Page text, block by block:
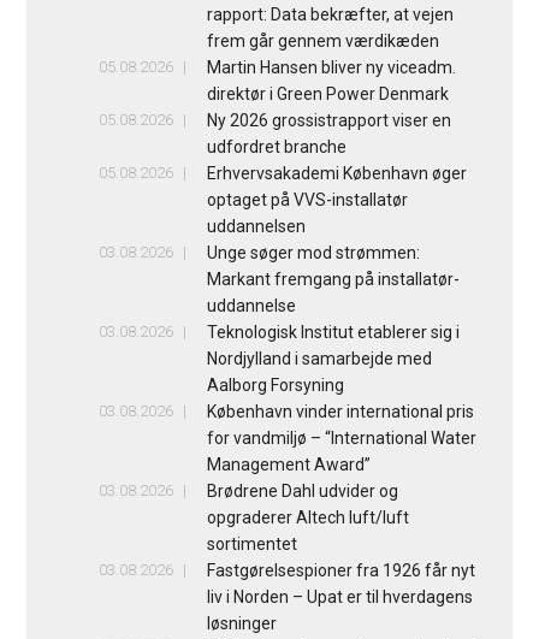
rapport: Data bekræfter, at vejen
frem går gennem værdikæden
05.08.2026
Martin Hansen bliver ny viceadm.
direktør i Green Power Denmark
05.08.2026
Ny 2026 grossistrapport viser en
udfordret branche
05.08.2026
Erhvervsakademi København øger
optaget på VVS-installatør
uddannelsen
03.08.2026
Unge søger mod strømmen:
Markant fremgang på installatør-
uddannelse
03.08.2026
Teknologisk Institut etablerer sig i
Nordjylland i samarbejde med
Aalborg Forsyning
03.08.2026
København vinder international pris
for vandmiljø – “International Water
Management Award”
03.08.2026
Brødrene Dahl udvider og
opgraderer Altech luft/luft
sortimentet
03.08.2026
Fastgørelsespioner fra 1926 får nyt
liv i Norden – Upat er til hverdagens
løsninger